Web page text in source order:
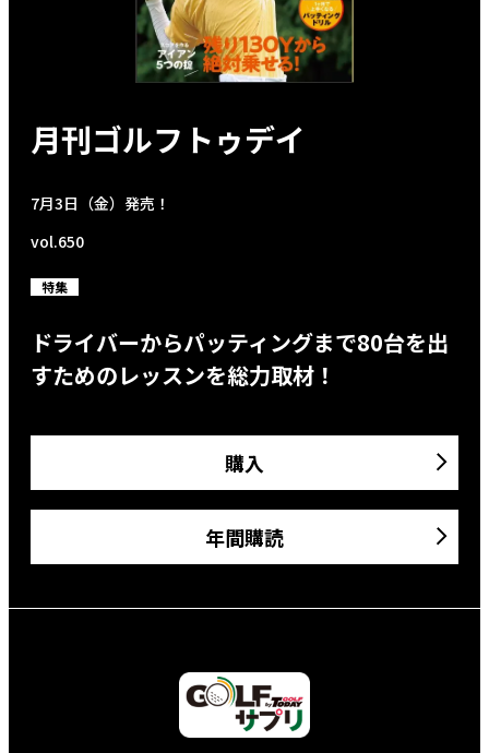
月刊ゴルフトゥデイ
7月3日（金）発売！
vol.650
特集
ドライバーからパッティングまで80台を出
すためのレッスンを総力取材！
購入
年間購読